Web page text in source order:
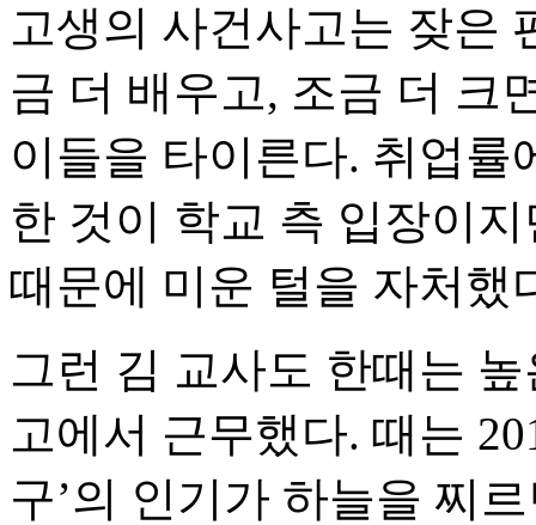
고생의 사건사고는 잦은
금 더 배우고, 조금 더 크
이들을 타이른다. 취업률
한 것이 학교 측 입장이
때문에 미운 털을 자처했
그런 김 교사도 한때는
고에서 근무했다. 때는
구’의 인기가 하늘을 찌